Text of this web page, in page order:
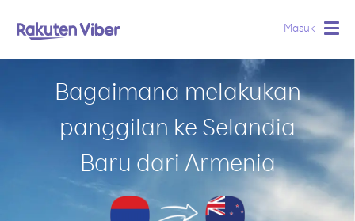
Masuk
Bagaimana melakukan
panggilan ke Selandia
Baru dari Armenia